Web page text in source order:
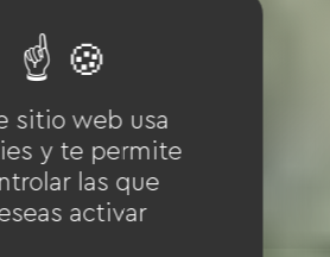
sitio web usa
y te permite
las que
activar